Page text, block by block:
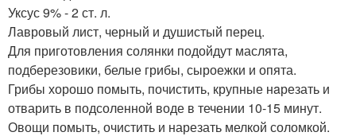
Уксус 9% - 2 ст. л.
Лавровый лист, черный и душистый перец.
Для приготовления солянки подойдут маслята,
подберезовики, белые грибы, сыроежки и опята.
Грибы хорошо помыть, почистить, крупные нaрезать и
отварить в подсоленной воде в течении 10-15 минут.
Овощи помыть, очистить и нарезать мелкой соломкой.